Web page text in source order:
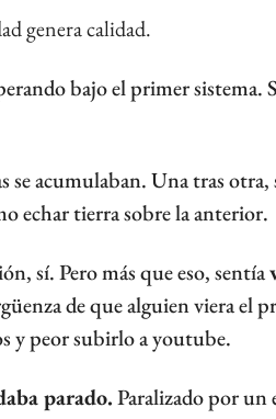
genera calidad.
bajo el primer
se acumulaban. Una tras
echar tierra sobre la anterior.
sí. Pero más que eso, sentía
de que alguien viera el
y peor subirlo a youtube.
parado. Paralizado por un